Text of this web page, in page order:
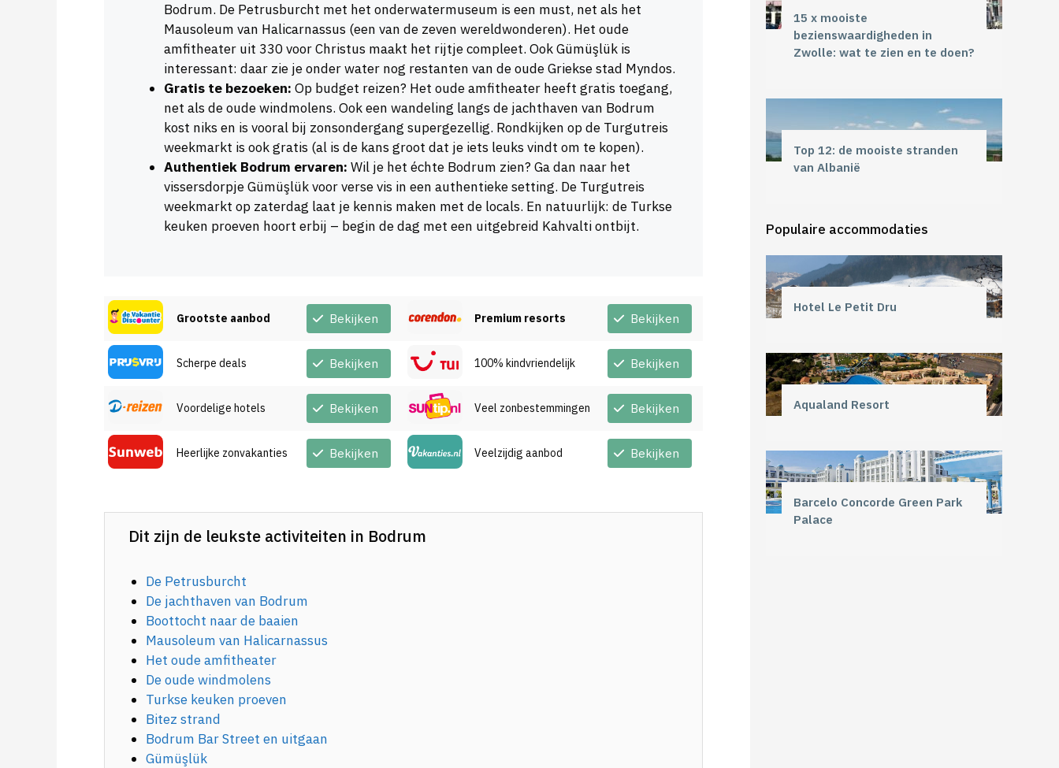
Bodrum. De Petrusburcht met het onderwatermuseum is een must, net als het
Mausoleum van Halicarnassus (een van de zeven wereldwonderen). Het oude
amfitheater uit 330 voor Christus maakt het rijtje compleet. Ook Gümüşlük is
interessant: daar zie je onder water nog restanten van de oude Griekse stad Myndos.
Gratis te bezoeken: Op budget reizen? Het oude amfitheater heeft gratis toegang,
net als de oude windmolens. Ook een wandeling langs de jachthaven van Bodrum
kost niks en is vooral bij zonsondergang supergezellig. Rondkijken op de Turgutreis
weekmarkt is ook gratis (al is de kans groot dat je iets leuks vindt om te kopen).
Authentiek Bodrum ervaren: Wil je het échte Bodrum zien? Ga dan naar het
vissersdorpje Gümüşlük voor verse vis in een authentieke setting. De Turgutreis
weekmarkt op zaterdag laat je kennis maken met de locals. En natuurlijk: de Turkse
keuken proeven hoort erbij – begin de dag met een uitgebreid Kahvalti ontbijt.
Grootste aanbod Bekijken
Scherpe deals Bekijken
Voordelige hotels Bekijken
Heerlijke zonvakanties Bekijken
Premium resorts Bekijken
100% kindvriendelijk Bekijken
Veel zonbestemmingen Bekijken
Veelzijdig aanbod Bekijken
Dit zijn de leukste activiteiten in Bodrum
De Petrusburcht
De jachthaven van Bodrum
Boottocht naar de baaien
Mausoleum van Halicarnassus
Het oude amfitheater
De oude windmolens
Turkse keuken proeven
Bitez strand
Bodrum Bar Street en uitgaan
Gümüşlük
15 x mooiste
bezienswaardigheden in
Zwolle: wat te zien en te doen?
Top 12: de mooiste stranden
van Albanië
Populaire accommodaties
Hotel Le Petit Dru
Aqualand Resort
Barcelo Concorde Green Park
Palace